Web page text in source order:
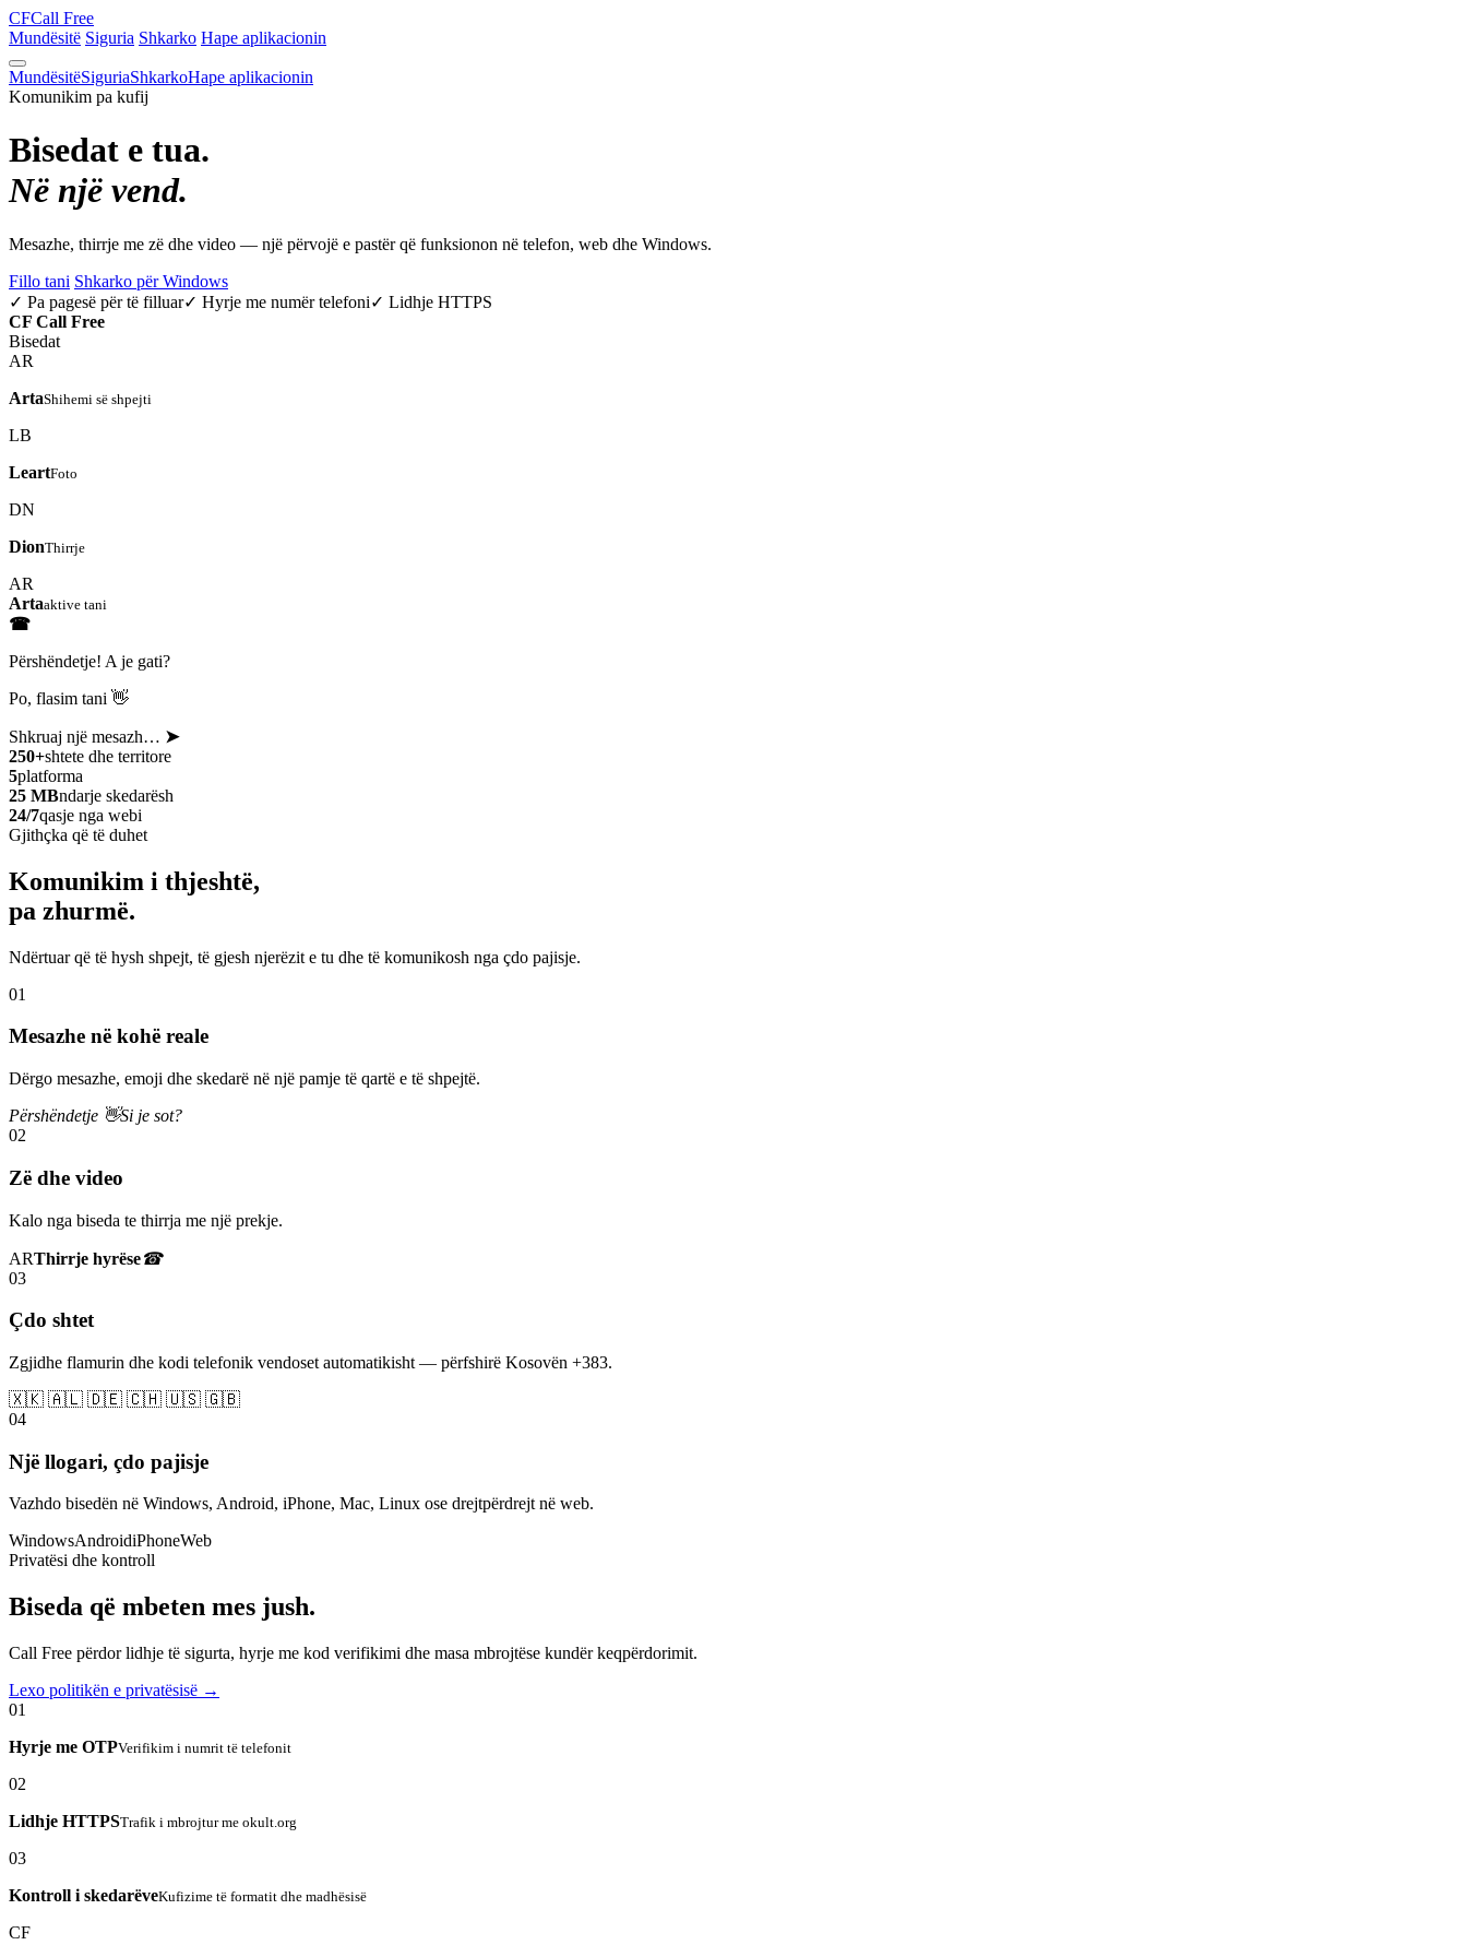
CFCall Free
Mundësitë Siguria Shkarko Hape aplikacionin
MundësitëSiguriaShkarkoHape aplikacionin
Komunikim pa kufij
Bisedat e tua.
Në një vend.
Mesazhe, thirrje me zë dhe video — një përvojë e pastër që funksionon në telefon, web dhe Windows.
Fillo tani Shkarko për Windows
✓ Pa pagesë për të filluar✓ Hyrje me numër telefoni✓ Lidhje HTTPS
CF Call Free
Bisedat
AR
ArtaShihemi së shpejti
LB
LeartFoto
DN
DionThirrje
AR
Artaaktive tani
☎
Përshëndetje! A je gati?
Po, flasim tani 👋
Shkruaj një mesazh… ➤
250+shtete dhe territore
5platforma
25 MBndarje skedarësh
24/7qasje nga webi
Gjithçka që të duhet
Komunikim i thjeshtë,
pa zhurmë.
Ndërtuar që të hysh shpejt, të gjesh njerëzit e tu dhe të komunikosh nga çdo pajisje.
01
Mesazhe në kohë reale
Dërgo mesazhe, emoji dhe skedarë në një pamje të qartë e të shpejtë.
Përshëndetje 👋Si je sot?
02
Zë dhe video
Kalo nga biseda te thirrja me një prekje.
ARThirrje hyrëse☎
03
Çdo shtet
Zgjidhe flamurin dhe kodi telefonik vendoset automatikisht — përfshirë Kosovën +383.
🇽🇰 🇦🇱 🇩🇪 🇨🇭 🇺🇸 🇬🇧
04
Një llogari, çdo pajisje
Vazhdo bisedën në Windows, Android, iPhone, Mac, Linux ose drejtpërdrejt në web.
WindowsAndroidiPhoneWeb
Privatësi dhe kontroll
Biseda që mbeten mes jush.
Call Free përdor lidhje të sigurta, hyrje me kod verifikimi dhe masa mbrojtëse kundër keqpërdorimit.
Lexo politikën e privatësisë →
01
Hyrje me OTPVerifikim i numrit të telefonit
02
Lidhje HTTPSTrafik i mbrojtur me okult.org
03
Kontroll i skedarëveKufizime të formatit dhe madhësisë
CF